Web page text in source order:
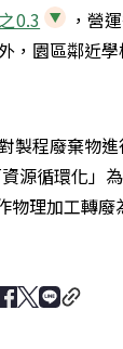
0.3
，營
，園區鄰近
製程廢棄物
源循環化」
物理加工轉廢